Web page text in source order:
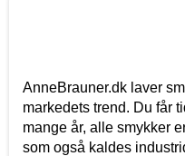
AnneBrauner.dk laver
markedets trend. Du får
mange år, alle smykker
som også kaldes